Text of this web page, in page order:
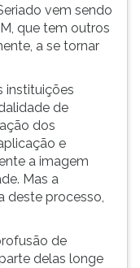
vem sendo
que tem outros
a se tornar
instituições
de
dos
e
a imagem
Mas a
deste processo,
de
delas longe